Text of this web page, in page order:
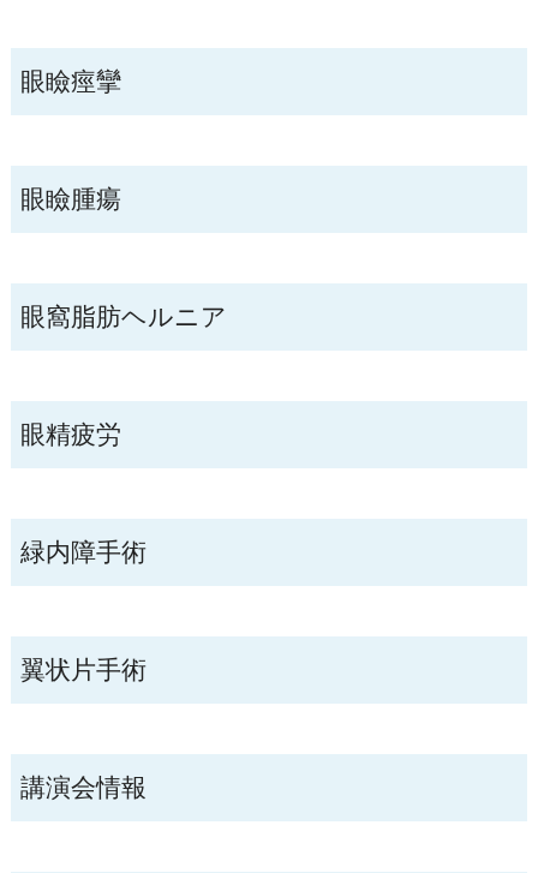
眼瞼痙攣
眼瞼腫瘍
眼窩脂肪ヘルニア
眼精疲労
緑内障手術
翼状片手術
講演会情報